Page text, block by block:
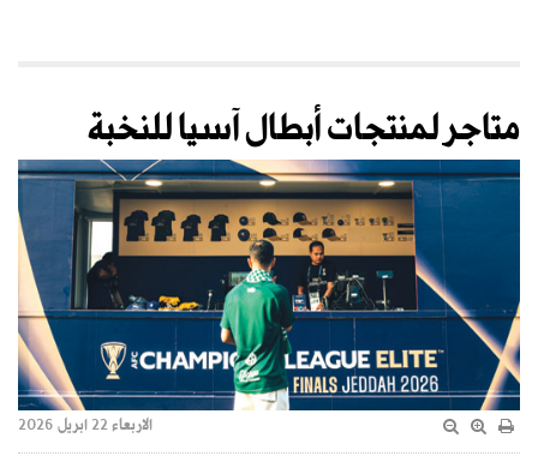
متاجر لمنتجات أبطال آسيا للنخبة
الاربعاء 22 ابريل 2026